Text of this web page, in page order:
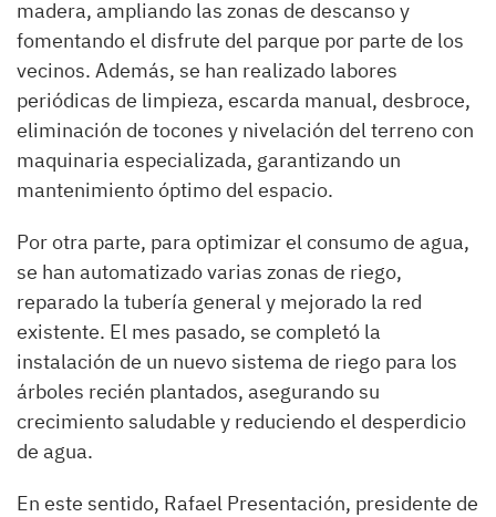
madera, ampliando las zonas de descanso y
fomentando el disfrute del parque por parte de los
vecinos. Además, se han realizado labores
periódicas de limpieza, escarda manual, desbroce,
eliminación de tocones y nivelación del terreno con
maquinaria especializada, garantizando un
mantenimiento óptimo del espacio.
Por otra parte, para optimizar el consumo de agua,
se han automatizado varias zonas de riego,
reparado la tubería general y mejorado la red
existente. El mes pasado, se completó la
instalación de un nuevo sistema de riego para los
árboles recién plantados, asegurando su
crecimiento saludable y reduciendo el desperdicio
de agua.
En este sentido, Rafael Presentación, presidente de